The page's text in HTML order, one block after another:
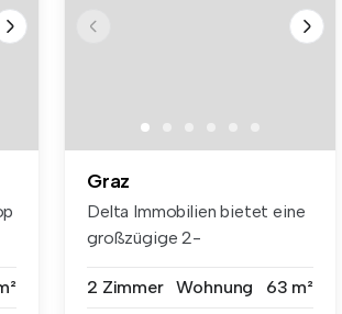
Graz
Delta Immobilien bietet eine
großzügige 2-
2 Zimmer
Wohnung 63 m²